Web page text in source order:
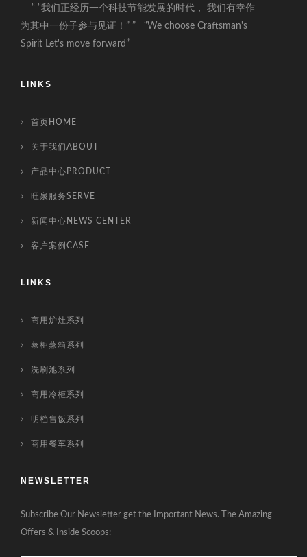
“ “我们正经历一个科技节能发展的时代， 我们有幸作
为其中一份子参与见证！” ” “We choose Craftsman's
Spirit Let's move forward”
LINKS
首页HOME
关于我们ABOUT
产品中心PRODUCT
旺泉服务SERVE
新闻中心NEWS CENTER
客户案例CASE
LINKS
商用炉灶系列
蒸柜蒸箱系列
洗刷池系列
商用冷柜系列
明档售饭系列
商用餐车系列
NEWSLETTER
Subscribe Our Newsletter get the Important News. The Amazing
Offers & Inside Scoops: